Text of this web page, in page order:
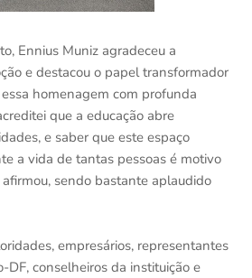
Ennius Muniz agradeceu a
e destacou o papel transformador
homenagem com profunda
que a educação abre
e saber que este espaço
a vida de tantas pessoas é motivo
sendo bastante aplaudido
empresários, representantes
DF, conselheiros da instituição e